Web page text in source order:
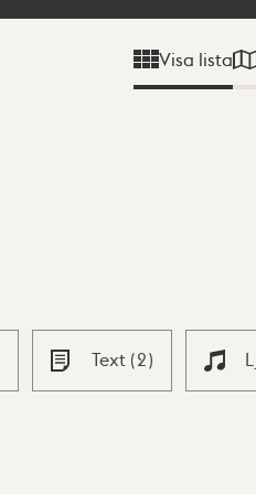
Visa lista
Text (2)